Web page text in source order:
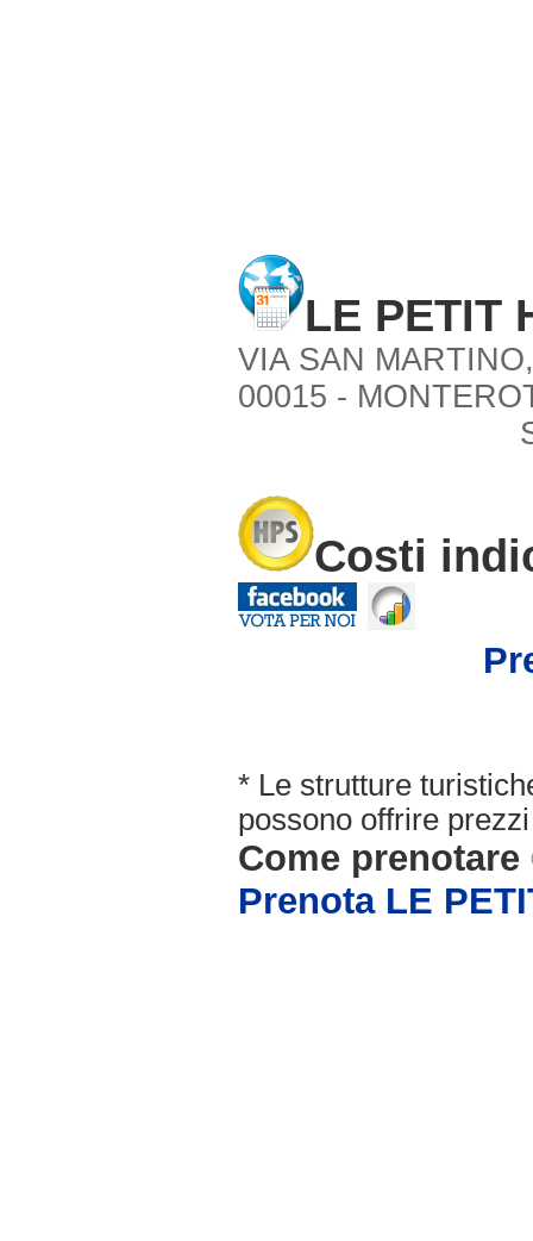
LE PETIT
VIA SAN
00015 -
Costi
* Le strutture
possono offrire
Come prenotare
Prenota LE